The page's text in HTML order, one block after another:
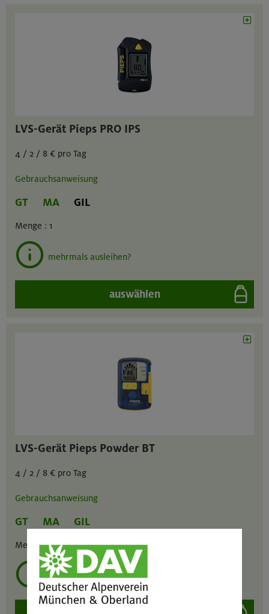
LVS-Gerät Pieps PRO IPS
4 / 2 / 8 € pro Tag
Gebrauchsanweisung
GT MA GIL
Menge : 1
mehrmals ausleihen?
auswählen
LVS-Gerät Pieps Powder BT
4 / 2 / 8 € pro Tag
Gebrauchsanweisung
GT MA GIL
Menge :1
mehrmals ausleihen?